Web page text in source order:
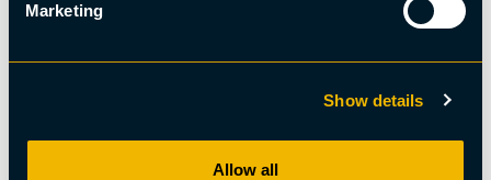
Marketing
Show details
Allow all